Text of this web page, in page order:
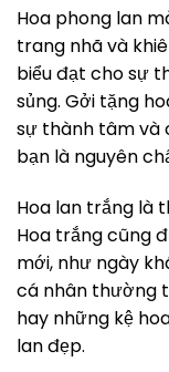
Hoa phong lan
trang nhã và
biểu đạt cho sự
sủng. Gởi tặng
sự thành tâm và
bạn là nguyên
Hoa lan trắng là
Hoa trắng cũng
mới, như ngày
cá nhân thường
hay những kệ
lan đẹp.